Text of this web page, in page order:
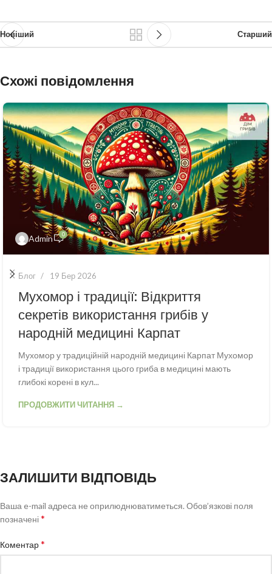
Новіший Старший
Схожі повідомлення
Admin 0
Блог 19 Бер 2026
Мухомор і традиції: Відкриття
секретів використання грибів у
народній медицині Карпат
Мухомор у традиційній народній медицині Карпат Мухомор
і традиції використання цього гриба в медицині мають
глибокі корені в кул...
ПРОДОВЖИТИ ЧИТАННЯ →
ЗАЛИШИТИ ВІДПОВІДЬ
Ваша e-mail адреса не оприлюднюватиметься. Обов’язкові поля
позначені*
Коментар*